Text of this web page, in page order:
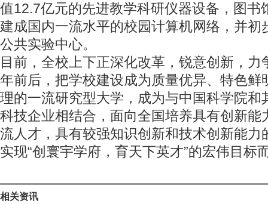
值12.7亿元的先进教学科研仪器设备，图书
建成国内一流水平的校园计算机网络，并初
公共实验中心。
目前，全校上下正深化改革，锐意创新，
年前后，把学校建设成为质量优异、特色鲜
理的一流研究型大学，成为与中国科学院和
科技企业相结合，面向全国培养具有创新能
流人才，具有较强知识创新和技术创新能力
实现“创寰宇学府，育天下英才”的宏伟目标
相关资讯